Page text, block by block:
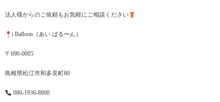
法人様からのご依頼もお気軽にご相談ください
i Balloon（あい ばる〜ん）
〒690-0005
島根県松江市和多見町80
080-1936-8800